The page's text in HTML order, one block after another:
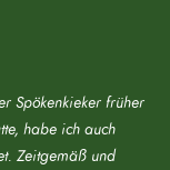
Spökenkieker früher
habe ich auch
Zeitgemäß und